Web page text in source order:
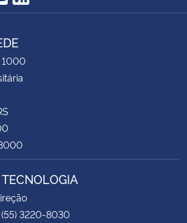
RSS
1000
3220-8030